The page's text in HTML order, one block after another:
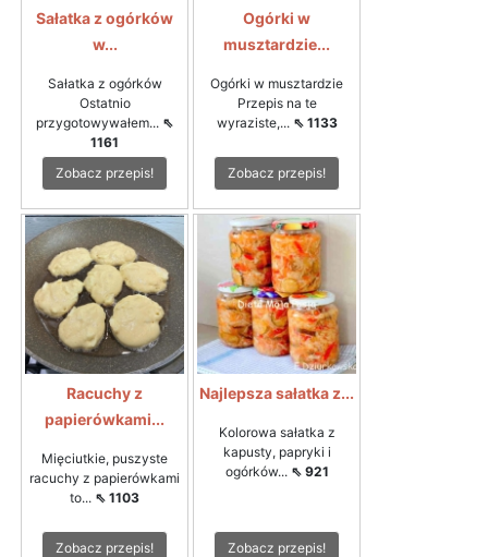
Sałatka z ogórków
w...
Sałatka z ogórków
Ostatnio
przygotowywałem... ⇖
1161
Zobacz przepis!
Ogórki w
musztardzie...
Ogórki w musztardzie
Przepis na te
wyraziste,... ⇖ 1133
Zobacz przepis!
Racuchy z
papierówkami...
Mięciutkie, puszyste
racuchy z papierówkami
to... ⇖ 1103
Zobacz przepis!
Najlepsza sałatka z...
Kolorowa sałatka z
kapusty, papryki i
ogórków... ⇖ 921
Zobacz przepis!